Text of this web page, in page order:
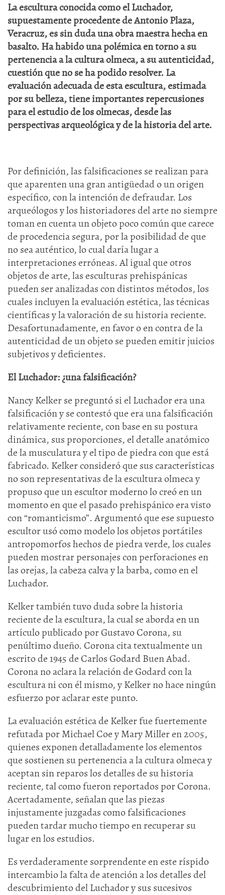
La escultura conocida como el Luchador,
supuestamente procedente de Antonio Plaza,
Veracruz, es sin duda una obra maestra hecha en
basalto. Ha habido una polémica en torno a su
pertenencia a la cultura olmeca, a su autenticidad,
cuestión que no se ha podido resolver. La
evaluación adecuada de esta escultura, estimada
por su belleza, tiene importantes repercusiones
para el estudio de los olmecas, desde las
perspectivas arqueológica y de la historia del arte.
Por definición, las falsificaciones se realizan para
que aparenten una gran antigüedad o un origen
específico, con la intención de defraudar. Los
arqueólogos y los historiadores del arte no siempre
toman en cuenta un objeto poco común que carece
de procedencia segura, por la posibilidad de que
no sea auténtico, lo cual daría lugar a
interpretaciones erróneas. Al igual que otros
objetos de arte, las esculturas prehispánicas
pueden ser analizadas con distintos métodos, los
cuales incluyen la evaluación estética, las técnicas
científicas y la valoración de su historia reciente.
Desafortunadamente, en favor o en contra de la
autenticidad de un objeto se pueden emitir juicios
subjetivos y deficientes.
El Luchador: ¿una falsificación?
Nancy Kelker se preguntó si el Luchador era una
falsificación y se contestó que era una falsificación
relativamente reciente, con base en su postura
dinámica, sus proporciones, el detalle anatómico
de la musculatura y el tipo de piedra con que está
fabricado. Kelker consideró que sus características
no son representativas de la escultura olmeca y
propuso que un escultor moderno lo creó en un
momento en que el pasado prehispánico era visto
con “romanticismo”. Argumentó que ese supuesto
escultor usó como modelo los objetos portátiles
antropomorfos hechos de piedra verde, los cuales
pueden mostrar personajes con perforaciones en
las orejas, la cabeza calva y la barba, como en el
Luchador.
Kelker también tuvo duda sobre la historia
reciente de la escultura, la cual se aborda en un
artículo publicado por Gustavo Corona, su
penúltimo dueño. Corona cita textualmente un
escrito de 1945 de Carlos Godard Buen Abad.
Corona no aclara la relación de Godard con la
escultura ni con él mismo, y Kelker no hace ningún
esfuerzo por aclarar este punto.
La evaluación estética de Kelker fue fuertemente
refutada por Michael Coe y Mary Miller en 2005,
quienes exponen detalladamente los elementos
que sostienen su pertenencia a la cultura olmeca y
aceptan sin reparos los detalles de su historia
reciente, tal como fueron reportados por Corona.
Acertadamente, señalan que las piezas
injustamente juzgadas como falsificaciones
pueden tardar mucho tiempo en recuperar su
lugar en los estudios.
Es verdaderamente sorprendente en este ríspido
intercambio la falta de atención a los detalles del
descubrimiento del Luchador y sus sucesivos